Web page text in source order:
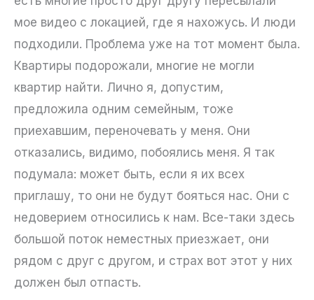
мое видео с локацией, где я нахожусь. И люди
подходили. Проблема уже на тот момент была.
Квартиры подорожали, многие не могли
квартир найти. Лично я, допустим,
предложила одним семейным, тоже
приехавшим, переночевать у меня. Они
отказались, видимо, побоялись меня. Я так
подумала: может быть, если я их всех
приглашу, то они не будут бояться нас. Они с
недоверием относились к нам. Все-таки здесь
большой поток неместных приезжает, они
рядом с друг с другом, и страх вот этот у них
должен был отпасть.